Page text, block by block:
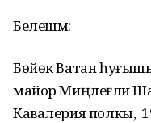
Белешмә:
Бөйөк Ватан
майор Миңлеғәли
Кавалерия полкы, ә